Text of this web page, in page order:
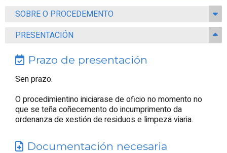
SOBRE O PROCEDEMENTO
PRESENTACIÓN
Prazo de presentación
Sen prazo.
O procedimientino iniciarase de oficio no momento no
que se teña coñecemento do incumprimento da
ordenanza de xestión de residuos e limpeza viaria.
Documentación necesaria